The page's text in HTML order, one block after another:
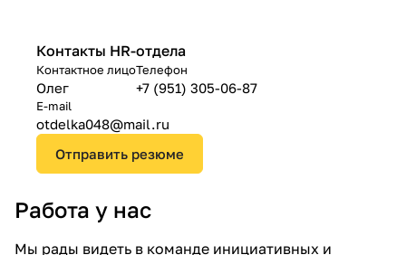
Контакты HR-отдела
Контактное лицо
Олег
Телефон
+7 (951) 305-06-87
E-mail
otdelka048@mail.ru
Отправить резюме
Работа у нас
Мы рады видеть в команде инициативных и